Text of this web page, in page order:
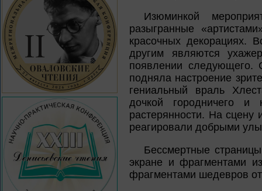
Изюминкой
разыгранные
красочных декорациях.
другим являются
появлении следующего.
подняла настроение
гениальный враль
дочкой городничего и
растерянности. На сцену
реагировали добрыми
Бессмертные
экране и фрагментами
фрагментами шедевров